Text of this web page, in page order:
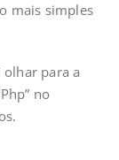
mais simples
olhar para a
no